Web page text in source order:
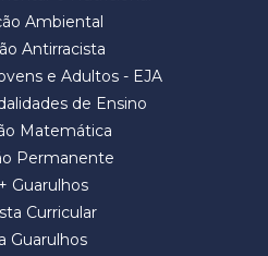
Ambiental
Antirracista
e Adultos - EJA
de Ensino
Matemática
Permanente
Guarulhos
Curricular
Guarulhos